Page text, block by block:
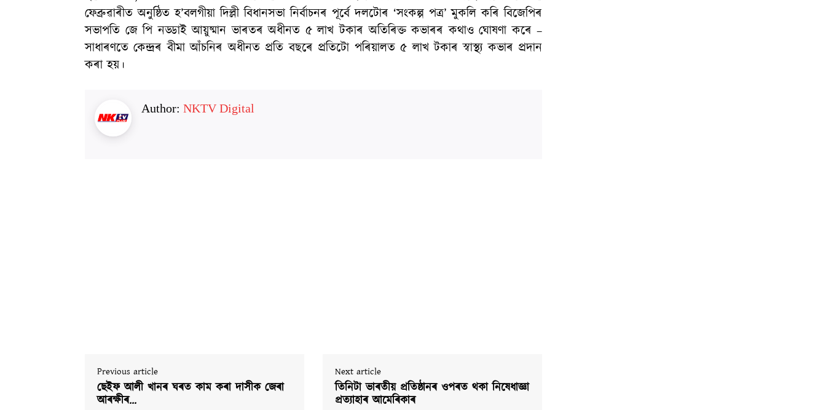
ফেব্ৰুৱাৰীত অনুষ্ঠিত হ’বলগীয়া দিল্লী বিধানসভা নিৰ্বাচনৰ পূৰ্বে দলটোৰ ‘সংকল্প পত্ৰ’ মুকলি কৰি বিজেপিৰ
সভাপতি জে পি নড্ডাই আয়ুষ্মান ভাৰতৰ অধীনত ৫ লাখ টকাৰ অতিৰিক্ত কভাৰৰ কথাও ঘোষণা কৰে –
সাধাৰণতে কেন্দ্ৰৰ বীমা আঁচনিৰ অধীনত প্ৰতি বছৰে প্ৰতিটো পৰিয়ালত ৫ লাখ টকাৰ স্বাস্থ্য কভাৰ প্ৰদান
কৰা হয়।
Author: NKTV Digital
Previous article
ছেইফ আলী খানৰ ঘৰত কাম কৰা দাসীক জেৰা
আৰক্ষীৰ…
Next article
তিনিটা ভাৰতীয় প্ৰতিষ্ঠানৰ ওপৰত থকা নিষেধাজ্ঞা
প্রত্যাহাৰ আমেৰিকাৰ